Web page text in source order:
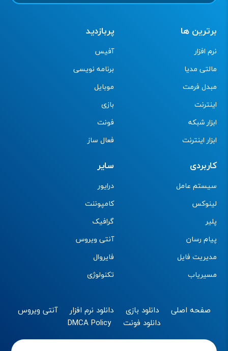
برترین ها
نرم افزار
مالتی مدیا
مبدل فرمت
اینترنت
ابزار شبکه
ابزار اینترنت
پربازدید
آفیس
برنامه نویسی
موبایل
بازی
فونت
فعال ساز
کاربردی
سیستم عامل
لینوکس
پلیر
پیام رسان
مدیریت فایل
مسیریاب
سایر
درایور
کامپوننت
گرافیک
آنتی ویروس
فایروال
تکنولوژی
صفحه اصلی دانلود بازی دانلود نرم افزار
آنتی ویروس
دانلود فونت
DMCA Policy